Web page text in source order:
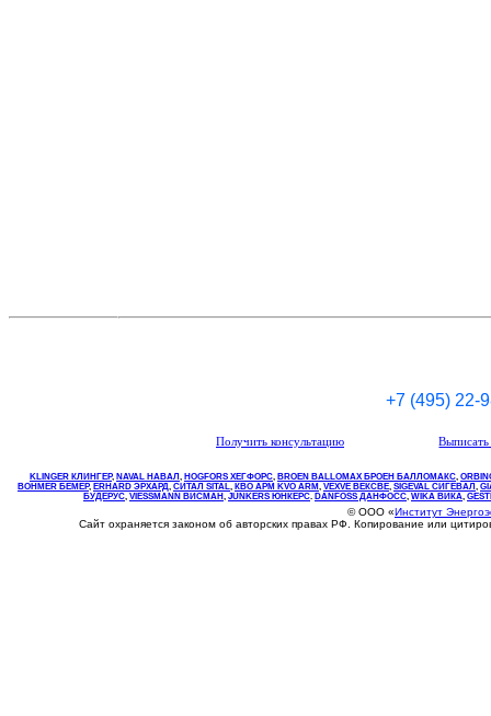
+7 (495) 22-
Получить консультацию
KLINGER КЛИНГЕР, NAVAL НАВАЛ , НOGFORS ХЕГФОРС, BROEN BALLOMAX БРОЕН БАЛЛОМАКС,
BOHMER БЕМЕР, ERHARD ЭРХАРД, СИТАЛ SITAL, КВО АРМ KVO ARM, VEXVE ВЕКСВЕ, SIGEVAL СИГЕВАЛ ,
БУДЕРУС, VIESSMANN ВИСМАН , JUNKERS ЮНКЕРС. DANFOSS ДАНФОСС, WIKA ВИКА,
© ООО «Институт
Сайт охраняется законом об авторских правах РФ. Копирование или